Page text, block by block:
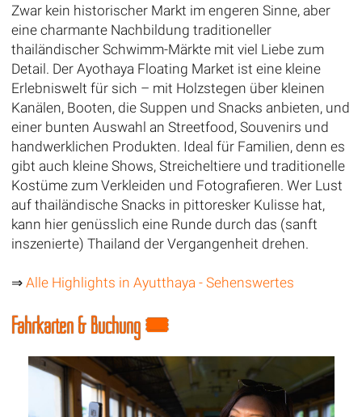
Zwar kein historischer Markt im engeren Sinne, aber
eine charmante Nachbildung traditioneller
thailändischer Schwimm-Märkte mit viel Liebe zum
Detail. Der Ayothaya Floating Market ist eine kleine
Erlebniswelt für sich – mit Holzstegen über kleinen
Kanälen, Booten, die Suppen und Snacks anbieten, und
einer bunten Auswahl an Streetfood, Souvenirs und
handwerklichen Produkten. Ideal für Familien, denn es
gibt auch kleine Shows, Streicheltiere und traditionelle
Kostüme zum Verkleiden und Fotografieren. Wer Lust
auf thailändische Snacks in pittoresker Kulisse hat,
kann hier genüsslich eine Runde durch das (sanft
inszenierte) Thailand der Vergangenheit drehen.
⇒ Alle Highlights in Ayutthaya - Sehenswertes
Fahrkarten & Buchung 🎟️